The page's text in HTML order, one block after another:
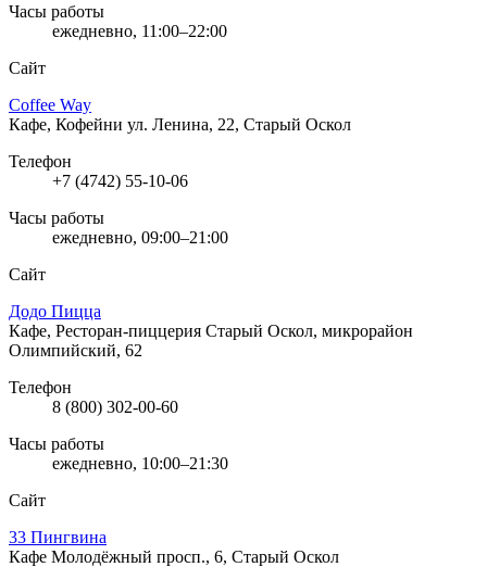
Часы работы
ежедневно, 11:00–22:00
Сайт
Coffee Way
Кафе, Кофейни ул. Ленина, 22, Старый Оскол
Телефон
+7 (4742) 55-10-06
Часы работы
ежедневно, 09:00–21:00
Сайт
Додо Пицца
Кафе, Ресторан-пиццерия Старый Оскол, микрорайон
Олимпийский, 62
Телефон
8 (800) 302-00-60
Часы работы
ежедневно, 10:00–21:30
Сайт
33 Пингвина
Кафе Молодёжный просп., 6, Старый Оскол